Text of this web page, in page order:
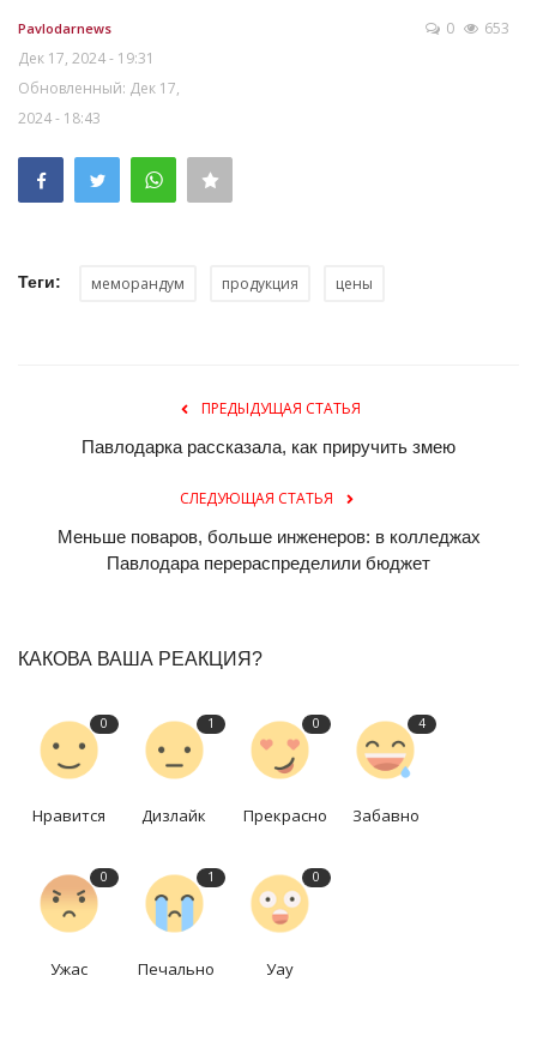
Pavlodarnews
Дек 17, 2024 - 19:31
Обновленный: Дек 17,
2024 - 18:43
0 653
Теги: меморандум продукция цены
ПРЕДЫДУЩАЯ СТАТЬЯ
Павлодарка рассказала, как приручить змею
СЛЕДУЮЩАЯ СТАТЬЯ
Меньше поваров, больше инженеров: в колледжах
Павлодара перераспределили бюджет
КАКОВА ВАША РЕАКЦИЯ?
0
Нравится
1
Дизлайк
0
Прекрасно
4
Забавно
0
Ужас
1
Печально
0
Уау